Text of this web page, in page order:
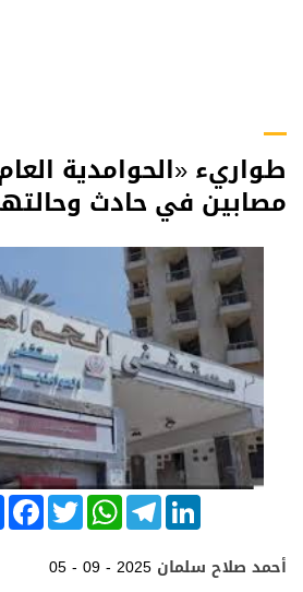
مصابين في حادث
h
F
a
c
T
w
i
W
h
a
t
s
T
e
l
g
L
i
n
e
05 - 09 - 2025 أحمد صلاح سلمان